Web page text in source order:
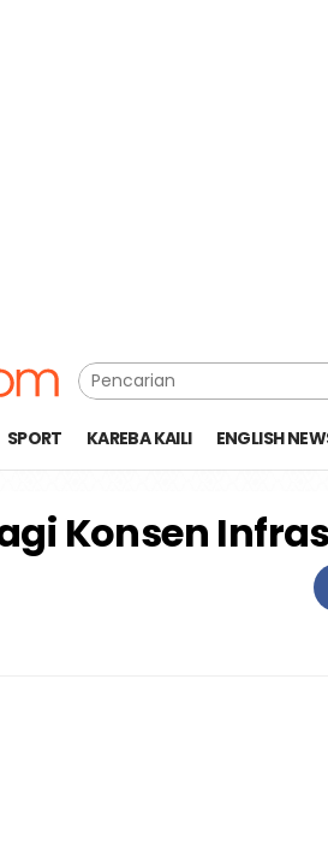
SPORT KAREBA KAILI ENGLISH
Konsen